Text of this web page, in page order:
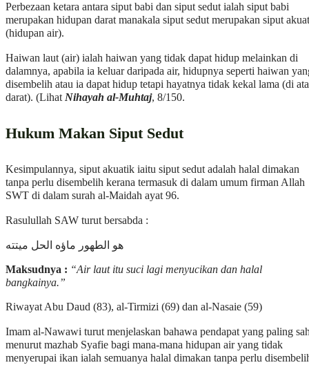
Perbezaan ketara antara siput babi dan siput sedut ialah siput babi
merupakan hidupan darat manakala siput sedut merupakan siput
(hidupan air).
Haiwan laut (air) ialah haiwan yang tidak dapat hidup melainkan di
dalamnya, apabila ia keluar daripada air, hidupnya seperti haiwan
disembelih atau ia dapat hidup tetapi hayatnya tidak kekal lama (di
darat). (LihatNihayah al-Muhtaj, 8/150.
Hukum Makan Siput Sedut
Kesimpulannya, siput akuatik iaitu siput sedut adalah halal dimakan
tanpa perlu disembelih kerana termasuk di dalam umum firman Allah
SWT di dalam surah al-Maidah ayat 96.
Rasulullah SAW turut bersabda :
هو الطهور ماؤه الحل ميتته
Maksudnya : “Air laut itu suci lagi menyucikan dan halal
bangkainya.”
Riwayat Abu Daud (83), al-Tirmizi (69) dan al-Nasaie (59)
Imam al-Nawawi turut menjelaskan bahawa pendapat yang paling
menurut mazhab Syafie bagi mana-mana hidupan air yang tidak
menyerupai ikan ialah semuanya halal dimakan tanpa perlu